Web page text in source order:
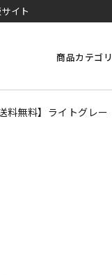
イト
商品カテゴリ
料無料】ライトグレー